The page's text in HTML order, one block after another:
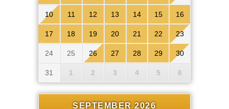
10 11 12 13 14 15 16
17 18 19 20 21 22 23
24 25 26 27 28 29 30
31 1 2 3 4 5 6
SEPTEMBER 2026